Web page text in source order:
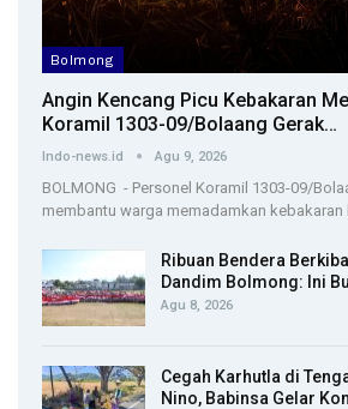
Bolmong
Angin Kencang Picu Kebakaran
Koramil 1303-09/Bolaang Gerak…
Indo-news.id Agu 9, 2026
BOLMONG - Personel Koramil 1303-09/
membantu warga memadamkan kebakaran
Ribuan Bendera
Dandim Bolmong: Ini
Agu 8, 2026
Cegah Karhutla di
Nino, Babinsa Gelar